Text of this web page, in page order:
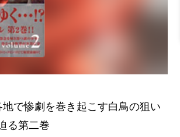
で惨劇を巻き起こす白鳥の狙い
る第二巻